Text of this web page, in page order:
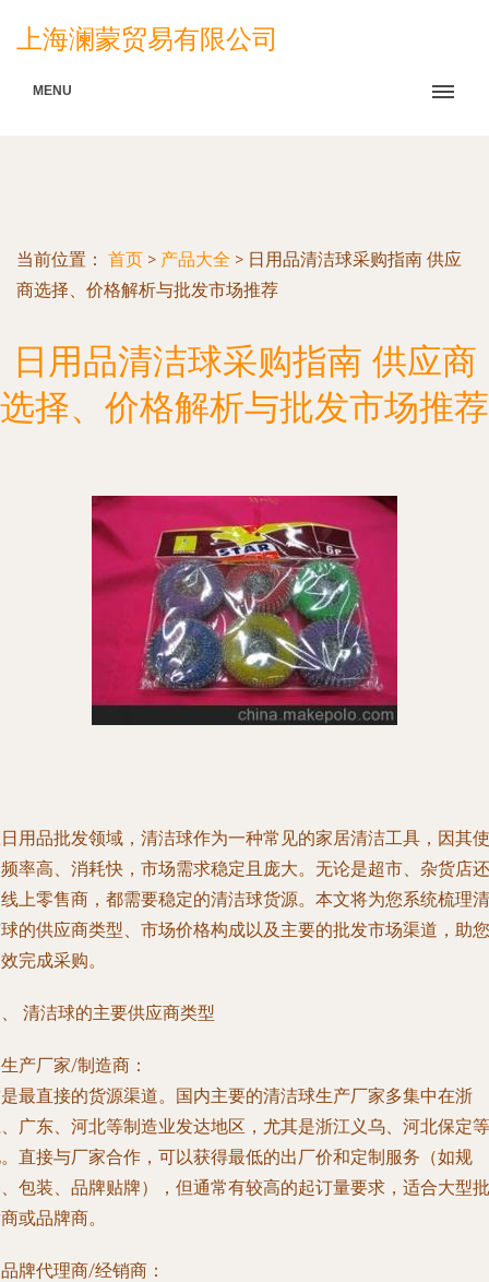
上海澜蒙贸易有限公司
MENU
当前位置： 首页 > 产品大全 > 日用品清洁球采购指南 供应
商选择、价格解析与批发市场推荐
日用品清洁球采购指南 供应商
选择、价格解析与批发市场推荐
用品批发领域，清洁球作为一种常见的家居清洁工具，因其使
率高、消耗快，市场需求稳定且庞大。无论是超市、杂货店还
上零售商，都需要稳定的清洁球货源。本文将为您系统梳理清
的供应商类型、市场价格构成以及主要的批发市场渠道，助您
完成采购。
清洁球的主要供应商类型
产厂家/制造商：
最直接的货源渠道。国内主要的清洁球生产厂家多集中在浙
广东、河北等制造业发达地区，尤其是浙江义乌、河北保定等
直接与厂家合作，可以获得最低的出厂价和定制服务（如规
包装、品牌贴牌），但通常有较高的起订量要求，适合大型批
或品牌商。
牌代理商/经销商：